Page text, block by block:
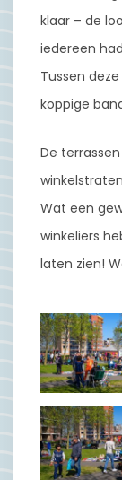
klaar – de
iedereen
Tussen
koppige
De
Wat een
winkeliers
laten zien!